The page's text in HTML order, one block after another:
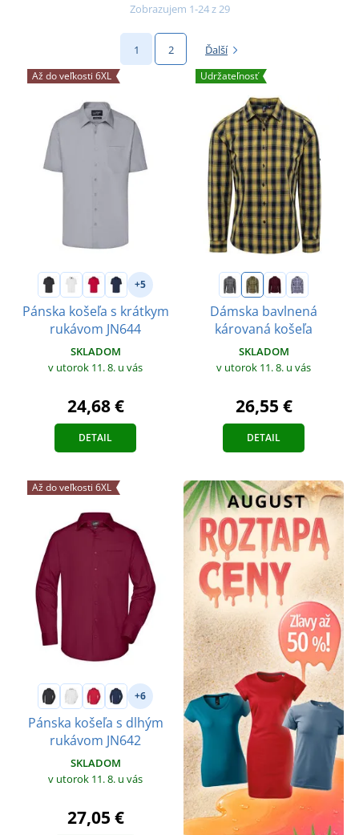
Zobrazujem 1-24 z 29
1 2 Ďalší
Až do veľkosti 6XL
+5
Pánska košeľa s krátkym
rukávom JN644
SKLADOM
v utorok 11. 8. u vás
24,68 €
DETAIL
Udržateľnosť
Dámska bavlnená
károvaná košeľa
SKLADOM
v utorok 11. 8. u vás
26,55 €
DETAIL
Až do veľkosti 6XL
+6
Pánska košeľa s dlhým
rukávom JN642
SKLADOM
v utorok 11. 8. u vás
27,05 €